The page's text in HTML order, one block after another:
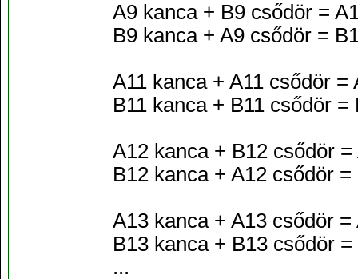
A9 kanca + B9 csődör =
B9 kanca + A9 csődör =
A11 kanca + A11 csődör
B11 kanca + B11 csődör
A12 kanca + B12 csődör
B12 kanca + A12 csődör
A13 kanca + A13 csődör
B13 kanca + B13 csődör
...